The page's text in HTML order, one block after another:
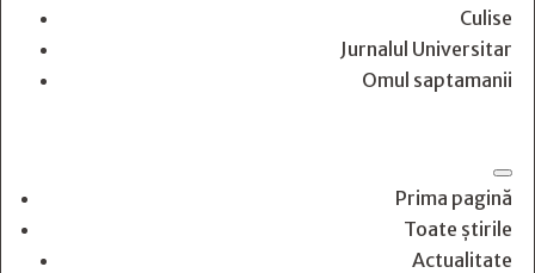
Culise
Jurnalul Universitar
Omul saptamanii
Prima pagină
Toate știrile
Actualitate